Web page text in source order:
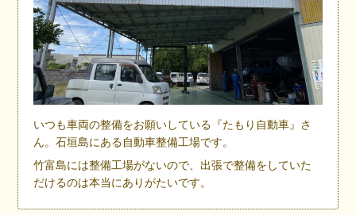
いつも車両の整備をお願いしている『たもり自動車』さ
ん。石垣島にある自動車整備工場です。
竹富島には整備工場がないので、出張で整備をしていた
だけるのは本当にありがたいです。